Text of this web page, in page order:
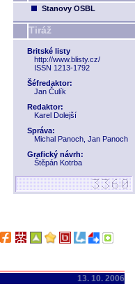
Stanovy OSBL
Tiráž
Britské listy
http://www.blisty.cz/
ISSN 1213-1792
Šéfredaktor:
Jan Čulík
Redaktor:
Karel Dolejší
Správa:
Michal Panoch, Jan Panoch
Grafický návrh:
Štěpán Kotrba
13. 10. 2006